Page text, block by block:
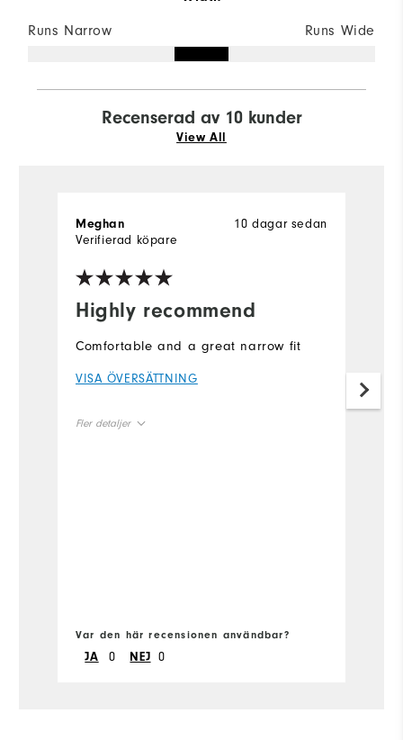
Runs Narrow Runs Wide
Recenserad av 10 kunder
View All
Highly recommend
10 dagar sedan
Meghan
Verifierad köpare
Comfortable and a great narrow fit
VISA ÖVERSÄTTNING
Fler detaljer
Var den här recensionen användbar?
JA 0 NEJ 0